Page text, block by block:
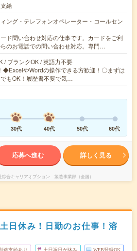
給
ング・テレフォンオペレーター・コールセン
ド問い合わせ対応の仕事です。カードをご利
のお電話での問い合わせ対応。専門…
/ ブランクOK / 英語力不要
やWordの操作できる方歓迎！〇まずは
もOK！履歴書不要で気…
30代 40代 50代 60代
応募へ進む 詳しく見る
綜合キャリアオプション 製造事業部（全国）
日休み！日勤のお仕事！溶
途支給あり 土日祝日が休み WEB登録OK